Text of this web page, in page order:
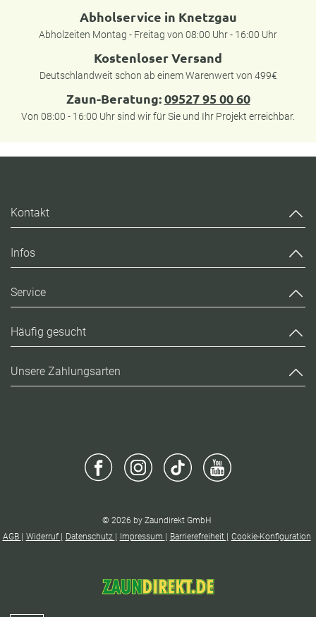
Abholservice in Knetzgau
Abholzeiten Montag - Freitag von 08:00 Uhr - 16:00 Uhr
Kostenloser Versand
Deutschlandweit schon ab einem Warenwert von 499€
Zaun-Beratung:09527 95 00 60
Von 08:00 - 16:00 Uhr sind wir für Sie und Ihr Projekt erreichbar.
Kontakt
Infos
Service
Häufig gesucht
Unsere Zahlungsarten
© 2026 by Zaundirekt GmbH
AGB
Widerruf Datenschutz Impressum Barrierefreiheit Cookie-Konfiguration